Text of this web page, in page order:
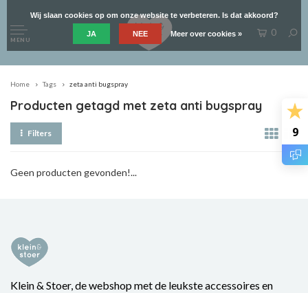
9
MENU
0
Home Tags zeta anti bugspray
Producten getagd met zeta anti bugspray
Filters
Geen producten gevonden!...
Klein & Stoer, de webshop met de leukste accessoires en
Wij slaan cookies op om onze website te verbeteren. Is dat akkoord?
JA NEE Meer over cookies »